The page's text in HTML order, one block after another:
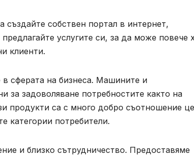
създайте собствен портал в интернет,
услугите си, за да може повече
клиенти.
сферата на бизнеса. Машините и
за задоволяване потребностите както на
продукти са с много добро съотношение
категории потребители.
и близко сътрудничество. Предоставяме